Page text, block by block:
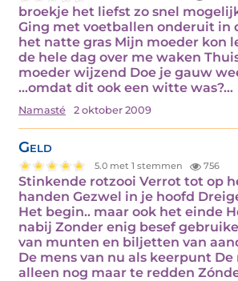
broekje het liefst zo snel
Ging met voetballen onderuit in
het natte gras Mijn moeder kon
de hele dag over me waken
moeder wijzend Doe je gauw
...omdat dit ook een witte was?…
Namasté 2 oktober 2009
Geld
5.0 met 1 stemmen 756
Stinkende rotzooi Verrot tot op
handen Gezwel in je hoofd
Het begin.. maar ook het einde
nabij Zonder enig besef
van munten en biljetten van
De mens van nu als keerpunt De
alleen nog maar te redden